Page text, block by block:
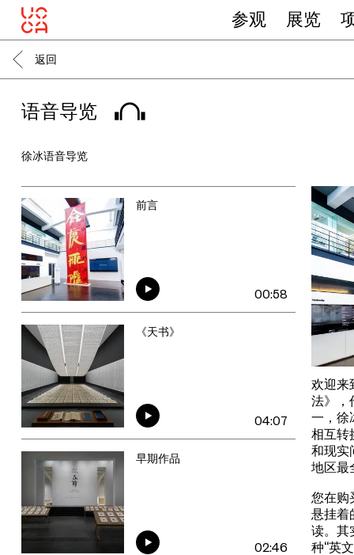
参观 展览
返回
语音导览
徐冰语音导览
欢迎来
法》，
一，徐
相互转
和现实
地区最
您在购
悬挂着
读。其
种“英
前言
00:58
《天书》
04:07
早期作品
02:46